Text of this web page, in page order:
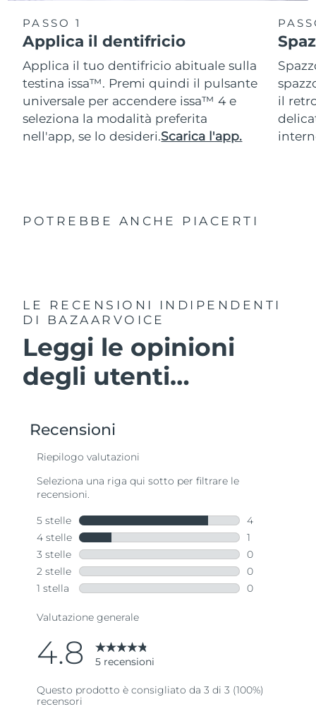
PASSO 1
Applica il dentifricio
Applica il tuo dentifricio abituale sulla
testina issa™. Premi quindi il pulsante
universale per accendere issa™ 4 e
seleziona la modalità preferita
nell'app, se lo desideri.Scarica l'app.
il
POTREBBE ANCHE PIACERTI
LE RECENSIONI INDIPENDENTI
DI BAZAARVOICE
Leggi le opinioni
degli utenti…